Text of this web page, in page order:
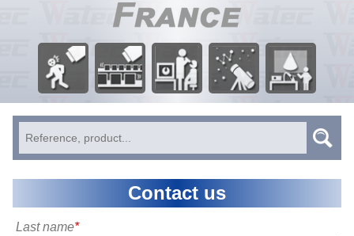
Image processing
Contact us
Last name*